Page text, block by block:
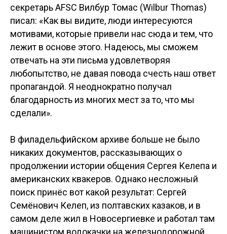
секретарь AFSC Вилбур Томас (Wilbur Thomas)
писал: «Как вы видите, люди интересуются
мотивами, которые привели нас сюда и тем, что
лежит в основе этого. Надеюсь, мы сможем
отвечать на эти письма удовлетворяя
любопытство, не давая повода счесть наш ответ
пропагандой. Я неоднократно получал
благодарность из многих мест за то, что мы
сделали».
В филадельфийском архиве больше не было
никаких документов, рассказывающих о
продолжении истории общения Сергея Келепа и
американских квакеров. Однако несложный
поиск принёс вот какой результат: Сергей
Семёнович Келеп, из полтавских казаков, и в
самом деле жил в Новосергиевке и работал там
машинистом водокачки на железнодорожной